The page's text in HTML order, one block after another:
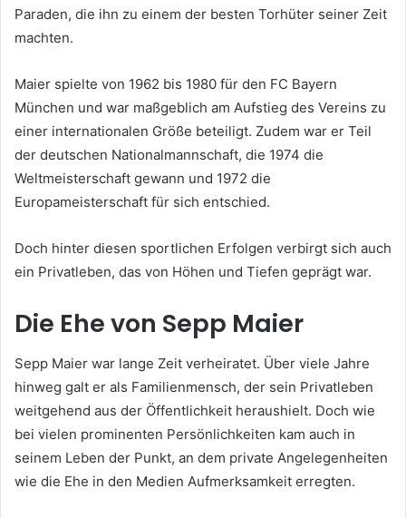
Paraden, die ihn zu einem der besten Torhüter seiner Zeit
machten.
Maier spielte von 1962 bis 1980 für den FC Bayern
München und war maßgeblich am Aufstieg des Vereins zu
einer internationalen Größe beteiligt. Zudem war er Teil
der deutschen Nationalmannschaft, die 1974 die
Weltmeisterschaft gewann und 1972 die
Europameisterschaft für sich entschied.
Doch hinter diesen sportlichen Erfolgen verbirgt sich auch
ein Privatleben, das von Höhen und Tiefen geprägt war.
Die Ehe von Sepp Maier
Sepp Maier war lange Zeit verheiratet. Über viele Jahre
hinweg galt er als Familienmensch, der sein Privatleben
weitgehend aus der Öffentlichkeit heraushielt. Doch wie
bei vielen prominenten Persönlichkeiten kam auch in
seinem Leben der Punkt, an dem private Angelegenheiten
wie die Ehe in den Medien Aufmerksamkeit erregten.